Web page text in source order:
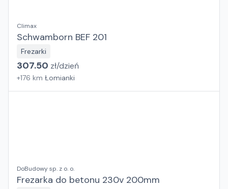
Climax
Schwamborn BEF 201
Frezarki
307.50 zł/dzień
+176 km Łomianki
DoBudowy sp. z o. o.
Frezarka do betonu 230v 200mm